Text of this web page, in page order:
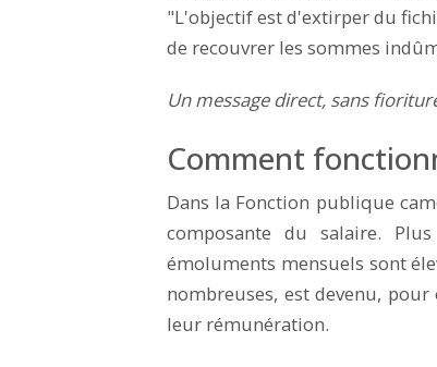
"L'objectif est d'extirper du
de recouvrer les sommes
Un message direct, sans
Comment
Dans la Fonction publique
composante du salaire.
émoluments mensuels sont
nombreuses, est devenu,
leur rémunération.